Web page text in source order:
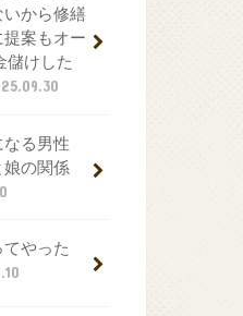
いから修繕
提案もオー
儲けした
なる男性
の関係
やった